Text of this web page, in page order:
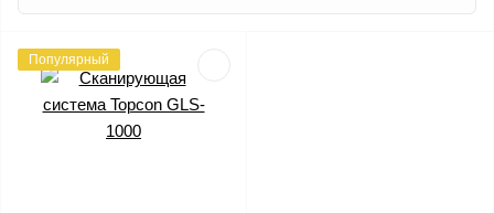
Популярный